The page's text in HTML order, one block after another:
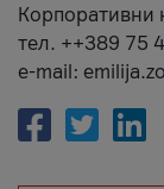
Корпоративни
тел. ++389 75
e-mail: